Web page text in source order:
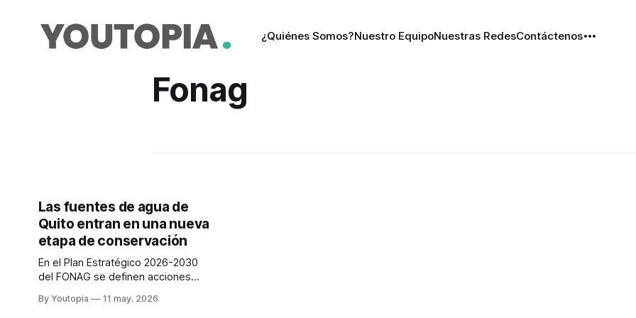
¿Quiénes Somos?Nuestro EquipoNuestras RedesContáctenos
Fonag
Las fuentes de agua de
Quito entran en una nueva
etapa de conservación
En el Plan Estratégico 2026-2030
del FONAG se definen acciones
protección de las fuentes de agua
By Youtopia 11 may. 2026